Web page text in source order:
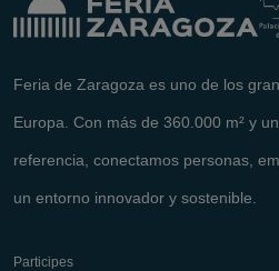
Feria de Zaragoza es uno de los
Europa. Con más de 360.000 m² y
referencia, conectamos personas,
un entorno innovador y sostenible.
Participes